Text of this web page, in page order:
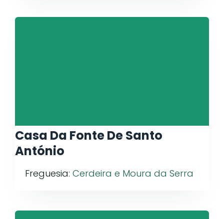
Casa Da Fonte De Santo
António
Freguesia: Cerdeira e Moura da Serra